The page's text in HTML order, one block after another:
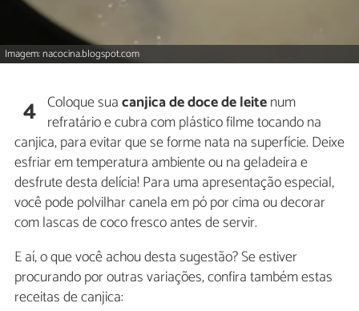
Imagem: nacocina.blogspot.com
4 Coloque suacanjica de doce de leitenum
refratário e cubra com plástico filme tocando na
canjica, para evitar que se forme nata na superfície. Deixe
esfriar em temperatura ambiente ou na geladeira e
desfrute desta delícia! Para uma apresentação especial,
você pode polvilhar canela em pó por cima ou decorar
com lascas de coco fresco antes de servir.
E aí, o que você achou desta sugestão? Se estiver
procurando por outras variações, confira também estas
receitas de canjica: